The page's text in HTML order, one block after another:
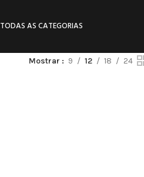
TODAS AS CATEGORIAS
Mostrar 9 12 18 24